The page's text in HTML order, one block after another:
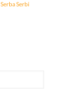
Serba Serbi